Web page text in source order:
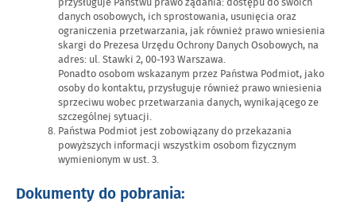
danych osobowych, ich sprostowania, usunięcia oraz
ograniczenia przetwarzania, jak również prawo wniesienia
skargi do Prezesa Urzędu Ochrony Danych Osobowych, na
adres: ul. Stawki 2, 00-193 Warszawa.
Ponadto osobom wskazanym przez Państwa Podmiot, jako
osoby do kontaktu, przysługuje również prawo wniesienia
sprzeciwu wobec przetwarzania danych, wynikającego ze
szczególnej sytuacji.
Państwa Podmiot jest zobowiązany do przekazania
powyższych informacji wszystkim osobom fizycznym
wymienionym w ust. 3.
Dokumenty do pobrania: